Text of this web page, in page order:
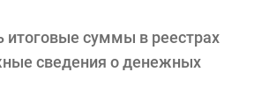
итоговые суммы в реестрах
сведения о денежных